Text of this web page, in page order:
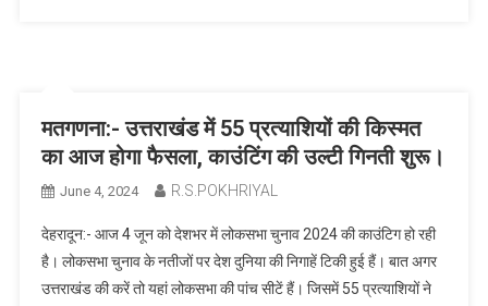
मतगणना:- उत्तराखंड में 55 प्रत्याशियों की किस्मत
का आज होगा फैसला, काउंटिंग की उल्टी गिनती शुरू।
June 4, 2024 R.S.POKHRIYAL
देहरादून:- आज 4 जून को देशभर में लोकसभा चुनाव 2024 की काउंटिग हो रही
है। लोकसभा चुनाव के नतीजों पर देश दुनिया की निगाहें टिकी हुई हैं। बात अगर
उत्तराखंड की करें तो यहां लोकसभा की पांच सीटें हैं। जिसमें 55 प्रत्याशियों ने